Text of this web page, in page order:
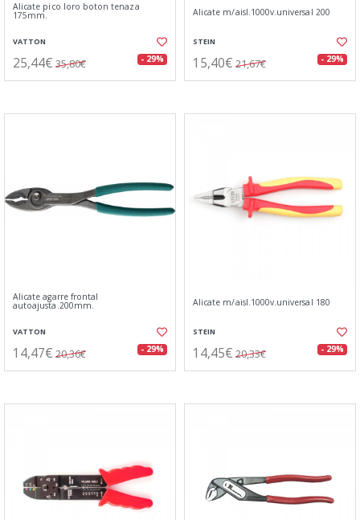
Alicate pico loro boton tenaza
175mm.
VATTON
25,44€ 35,80€ - 29%
Alicate m/aisl.1000v.universal 200
STEIN
15,40€ 21,67€ - 29%
Alicate agarre frontal
autoajusta.200mm.
VATTON
14,47€ 20,36€ - 29%
Alicate m/aisl.1000v.universal 180
STEIN
14,45€ 20,33€ - 29%